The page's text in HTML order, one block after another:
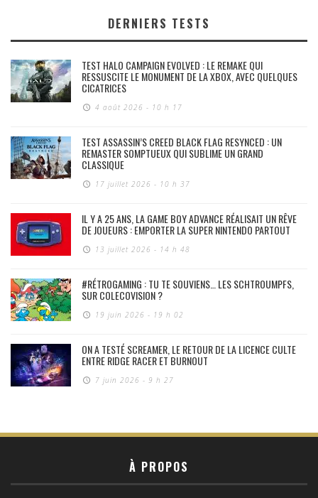
DERNIERS TESTS
TEST HALO CAMPAIGN EVOLVED : LE REMAKE QUI
RESSUSCITE LE MONUMENT DE LA XBOX, AVEC QUELQUES
CICATRICES
4 août 2026 - 10 h 17
TEST ASSASSIN’S CREED BLACK FLAG RESYNCED : UN
REMASTER SOMPTUEUX QUI SUBLIME UN GRAND
CLASSIQUE
17 juillet 2026 - 10 h 37
IL Y A 25 ANS, LA GAME BOY ADVANCE RÉALISAIT UN RÊVE
DE JOUEURS : EMPORTER LA SUPER NINTENDO PARTOUT
13 juillet 2026 - 14 h 48
#RÉTROGAMING : TU TE SOUVIENS… LES SCHTROUMPFS,
SUR COLECOVISION ?
19 juin 2026 - 19 h 02
ON A TESTÉ SCREAMER, LE RETOUR DE LA LICENCE CULTE
ENTRE RIDGE RACER ET BURNOUT
7 juin 2026 - 9 h 27
À PROPOS